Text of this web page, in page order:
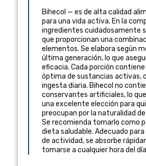
Bihecol — es de alta calidad
para una vida activa. En la
ingredientes cuidadosamente
que proporcionan una
elementos. Se elabora según
última generación, lo que
eficacia. Cada porción
óptima de sustancias activas,
ingesta diaria. Bihecol no
conservantes artificiales, lo
una excelente elección para
preocupan por la naturalidad
Se recomienda tomarlo como
dieta saludable. Adecuado para
de actividad, se absorbe
tomarse a cualquier hora del